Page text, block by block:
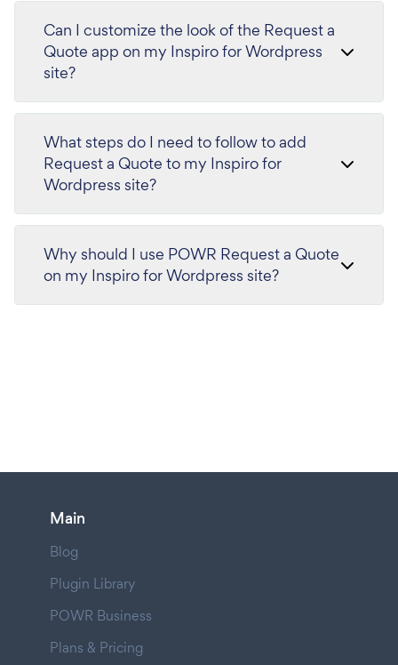
Can I customize the look of the Request a
Quote app on my Inspiro for Wordpress
site?
What steps do I need to follow to add
Request a Quote to my Inspiro for
Wordpress site?
Why should I use POWR Request a Quote
on my Inspiro for Wordpress site?
Main
Blog
Plugin Library
POWR Business
Plans & Pricing